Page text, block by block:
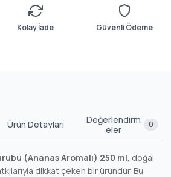
Kolay İade Güvenli Ödeme
Ürün Detayları
Değerlendirm
eler
0
(Ananas Aromalı) 250 ml, doğal
dikkat çeken bir üründür. Bu